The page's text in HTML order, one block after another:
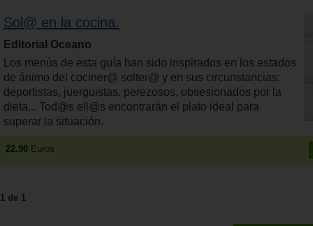
Sol@ en la cocina.
Editorial Oceano
Los menús de esta guía han sido inspirados en los estados
de ánimo del cociner@ solter@ y en sus circunstancias:
deportistas, juerguistas, perezosos, obsesionados por la
dieta... Tod@s ell@s encontrarán el plato ideal para
superar la situación.
22.90 Euros
1 de 1